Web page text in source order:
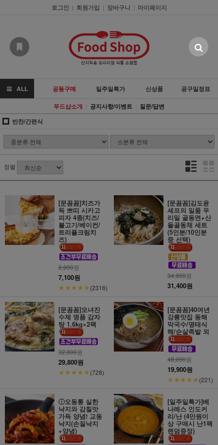
로그인 | 회원가입 | 장바구니 | 마이페이지
ALL 공동구매 일주일특가 신상품
공구일정표
푸드샵소개 | 공지사항/이벤트 | 질문/답변
반찬/간편식
정렬
[문꼼꼼]치즈가
득 쁘띠 시카고
피자 4종(치즈/
불고기/베이컨/
트리플크림치
즈)
8,900원
7,100원
★★★★★(2316)
[문꼼꼼]김도윤
셰프의 일품 우
리밀 골동면+산
들골동채 세트
(5인분/10인분
중 선택)
34,900원
31,400원
[문꼼꼼]모녀진
수제 명품 감자
탕 1.6kg×2팩
32,800원
29,800원
★★★★★(728)
[문꼼꼼]40여년
강릉맛집 동해
막국수/명태식
해/순살족발 외
48,000원
19,900원
★★★★★(221)
ⓘ오동통 실한
낙지와 감칠맛
가득 양념! 교동
낙지(손질낙지
+양념)
[일주일특가]베
나레스 인도커
리/난 (4만원이
상 구매시 난1팩
랜덤증정)